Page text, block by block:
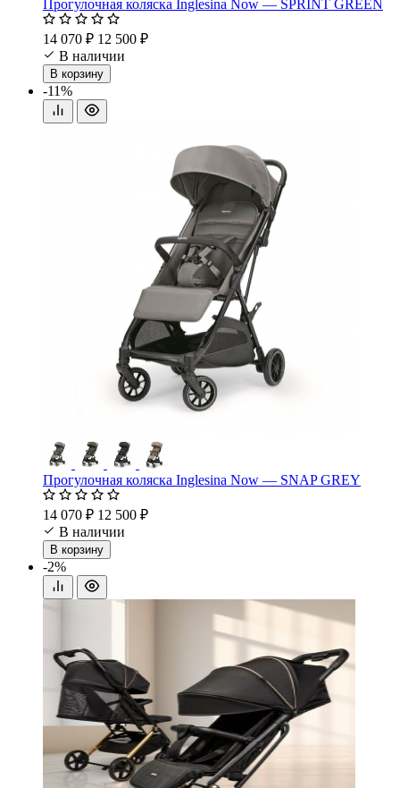
Прогулочная коляска Inglesina Now — SPRINT GREEN
14 070 ₽ 12 500 ₽
В наличии
В корзину
-11%
Прогулочная коляска Inglesina Now — SNAP GREY
14 070 ₽ 12 500 ₽
В наличии
В корзину
-2%